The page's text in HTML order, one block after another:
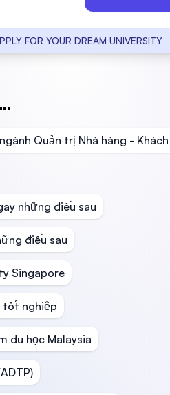
FOR YOUR DREAM UNIVERSITY
Quản trị Nhà hàng -
những điều sau
điều sau
Singapore
tốt nghiệp
du học Malaysia